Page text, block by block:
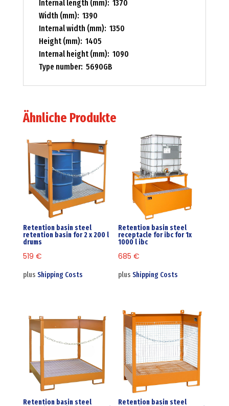
Internal length (mm): 1370
Width (mm): 1390
Internal width (mm): 1350
Height (mm): 1405
Internal height (mm): 1090
Type number: 5690GB
Ähnliche Produkte
Retention basin steel
retention basin for 2 x 200 l
drums
519 €
plus Shipping Costs
Retention basin steel
receptacle for ibc for 1x
1000 l ibc
685€
plusShipping Costs
Retention basin steel
Retention basin steel